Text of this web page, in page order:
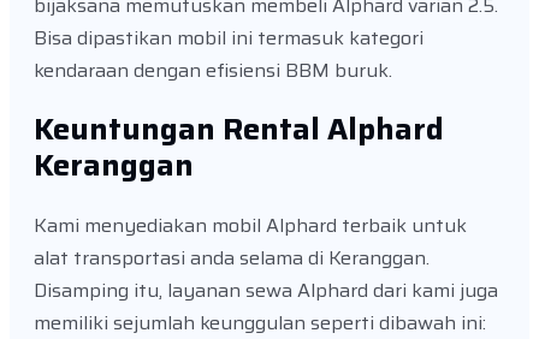
Bisa dipastikan mobil ini termasuk kategori
kendaraan dengan efisiensi BBM buruk.
Keuntungan Rental Alphard
Keranggan
Kami menyediakan mobil Alphard terbaik untuk
alat transportasi anda selama di Keranggan.
Disamping itu, layanan sewa Alphard dari kami juga
memiliki sejumlah keunggulan seperti dibawah ini: